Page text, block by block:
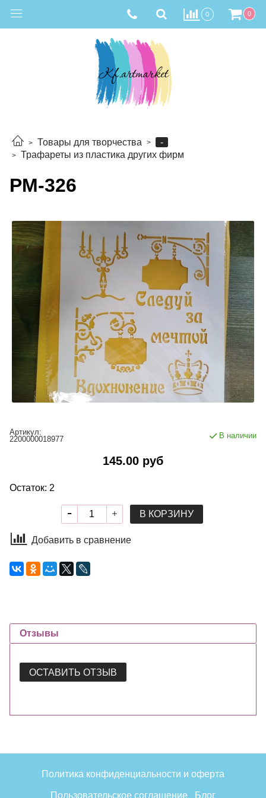
0 0
Товары для творчества
-
Трафареты из пластика других фирм
РМ-326
Артикул:
2200000018977
В наличии
145.00 руб
Остаток: 2
В КОРЗИНУ
Добавить в сравнение
Отзывы
ОСТАВИТЬ ОТЗЫВ
Политика конфиденциальности и оферта
Пользовательское соглашение Блог